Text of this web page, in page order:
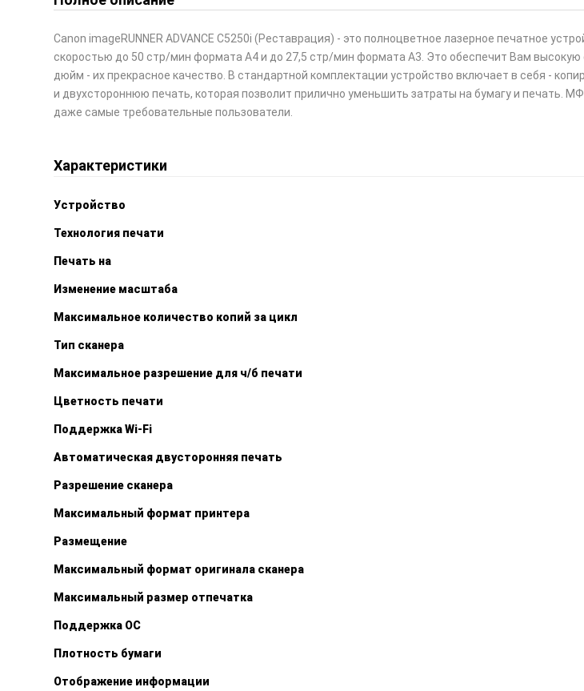
Canon imageRUNNER ADVANCE С5250i (Реставрация) - это полноцветное лазерное печатное
скоростью до 50 стр/мин формата А4 и до 27,5 стр/мин формата А3. Это обеспечит Вам
дюйм - их прекрасное качество. В стандартной комплектации устройство включает в себя -
и двухстороннюю печать, которая позволит прилично уменьшить затраты на бумагу и печать.
даже самые требовательные пользователи.
Характеристики
Устройство
Технология печати
Печать на
Изменение масштаба
Максимальное количество копий за цикл
Тип сканера
Максимальное разрешение для ч/б печати
Цветность печати
Поддержка Wi-Fi
Автоматическая двусторонняя печать
Разрешение сканера
Максимальный формат принтера
Размещение
Максимальный формат оригинала сканера
Максимальный размер отпечатка
Поддержка ОС
Плотность бумаги
Отображение информации